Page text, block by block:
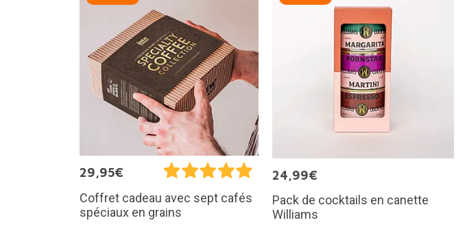
29,95€
Coffret cadeau avec sept cafés
spéciaux en grains
24,99€
Pack de cocktails en canette
Williams